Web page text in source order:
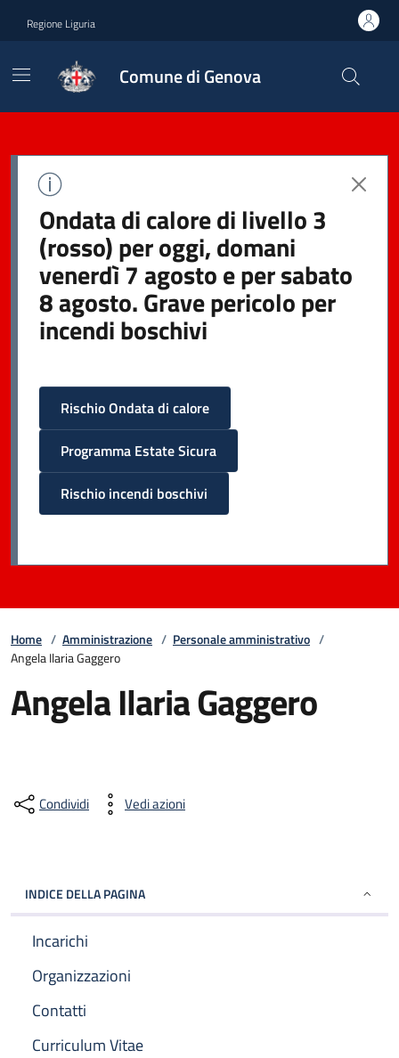
Regione Liguria
Comune di Genova
Ondata di calore di livello 3
(rosso) per oggi, domani
venerdì 7 agosto e per sabato
8 agosto. Grave pericolo per
incendi boschivi
Rischio Ondata di calore
Programma Estate Sicura
Rischio incendi boschivi
Home / Amministrazione / Personale amministrativo /
Angela Ilaria Gaggero
Angela Ilaria Gaggero
Condividi Vedi azioni
INDICE DELLA PAGINA
Incarichi
Organizzazioni
Contatti
Curriculum Vitae